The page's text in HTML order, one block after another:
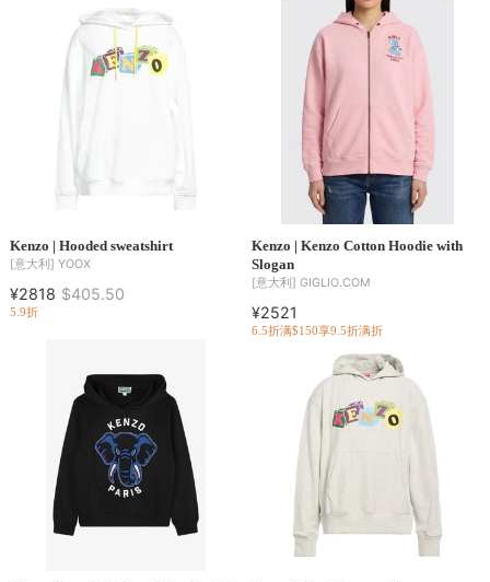
Kenzo | Hooded sweatshirt
[意大利] YOOX
¥2818 $405.50
5.9折
Kenzo | Kenzo Cotton Hoodie with
Slogan
[意大利] GIGLIO.COM
¥2521
6.5折满$150享9.5折满折